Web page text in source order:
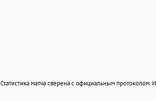
Статистика матча сверена с официальным